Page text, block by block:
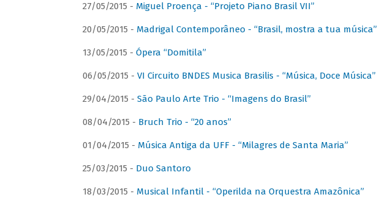
27/05/2015 - Miguel Proença - “Projeto Piano Brasil VII”
20/05/2015 - Madrigal Contemporâneo - “Brasil, mostra a tua música”
13/05/2015 - Ópera “Domitila”
06/05/2015 - VI Circuito BNDES Musica Brasilis - “Música, Doce Música”
29/04/2015 - São Paulo Arte Trio - “Imagens do Brasil”
08/04/2015 - Bruch Trio - “20 anos”
01/04/2015 - Música Antiga da UFF - “Milagres de Santa Maria”
25/03/2015 - Duo Santoro
18/03/2015 - Musical Infantil - “Operilda na Orquestra Amazônica”